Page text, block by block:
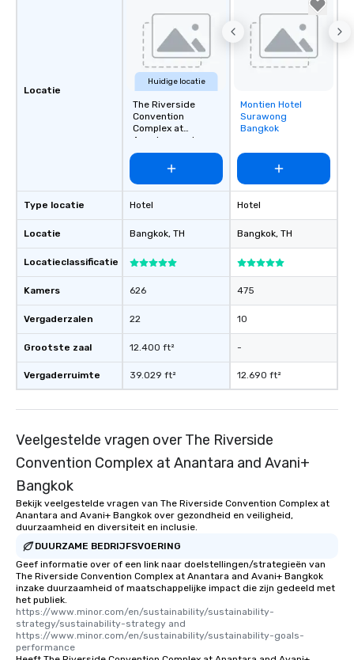
Locatie
Type locatie
Locatie
Locatieclassificatie
Kamers
Vergaderzalen
Grootste zaal
Vergaderruimte
Huidige locatie
The Riverside
Convention
Complex at
Anantara and
Avani+ Bangkok
Hotel
Bangkok, TH
626
22
12.400 ft²
39.029 ft²
Removed from
favorites
Montien Hotel
Surawong
Bangkok
Hotel
Bangkok, TH
475
10
-
12.690 ft²
Veelgestelde vragen over The Riverside
Convention Complex at Anantara and Avani+
Bangkok
Bekijk veelgestelde vragen van The Riverside Convention Complex at
Anantara and Avani+ Bangkok over gezondheid en veiligheid,
duurzaamheid en diversiteit en inclusie.
DUURZAME BEDRIJFSVOERING
Geef informatie over of een link naar doelstellingen/strategieën van
The Riverside Convention Complex at Anantara and Avani+ Bangkok
inzake duurzaamheid of maatschappelijke impact die zijn gedeeld met
het publiek.
https://www.minor.com/en/sustainability/sustainability-
strategy/sustainability-strategy and
https://www.minor.com/en/sustainability/sustainability-goals-
performance